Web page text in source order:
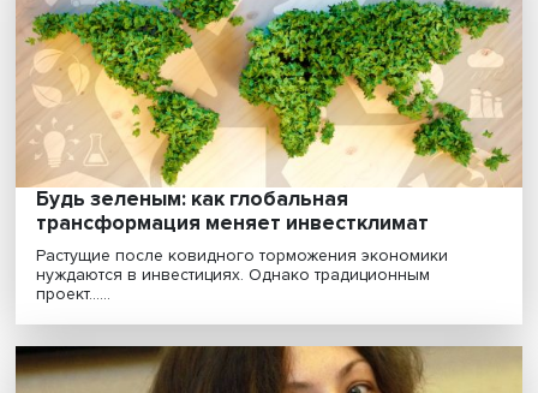
Метан, уголь и полтора градуса: чем
закончился климатический саммит в
Участники климатического саммита в Глазго
ряд важных соглашений, способных существенно ......